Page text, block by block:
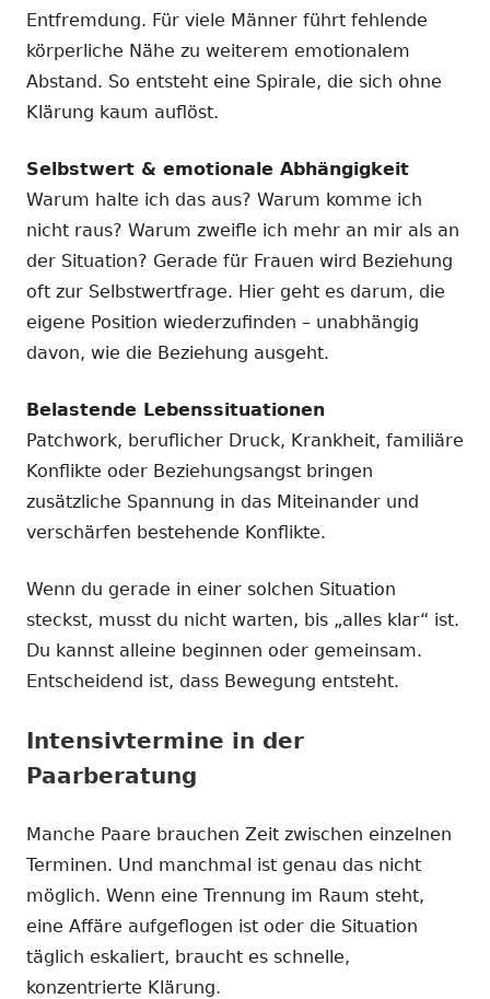
Entfremdung. Für viele Männer führt fehlende
körperliche Nähe zu weiterem emotionalem
Abstand. So entsteht eine Spirale, die sich ohne
Klärung kaum auflöst.
Selbstwert & emotionale Abhängigkeit
Warum halte ich das aus? Warum komme ich
nicht raus? Warum zweifle ich mehr an mir als an
der Situation? Gerade für Frauen wird Beziehung
oft zur Selbstwertfrage. Hier geht es darum, die
eigene Position wiederzufinden – unabhängig
davon, wie die Beziehung ausgeht.
Belastende Lebenssituationen
Patchwork, beruflicher Druck, Krankheit, familiäre
Konflikte oder Beziehungsangst bringen
zusätzliche Spannung in das Miteinander und
verschärfen bestehende Konflikte.
Wenn du gerade in einer solchen Situation
steckst, musst du nicht warten, bis „alles klar“ ist.
Du kannst alleine beginnen oder gemeinsam.
Entscheidend ist, dass Bewegung entsteht.
Intensivtermine in der
Paarberatung
Manche Paare brauchen Zeit zwischen einzelnen
Terminen. Und manchmal ist genau das nicht
möglich. Wenn eine Trennung im Raum steht,
eine Affäre aufgeflogen ist oder die Situation
täglich eskaliert, braucht es schnelle,
konzentrierte Klärung.